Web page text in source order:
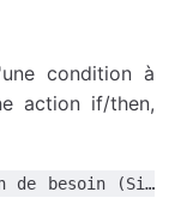
condition à
action if/then,
de besoin (Si…